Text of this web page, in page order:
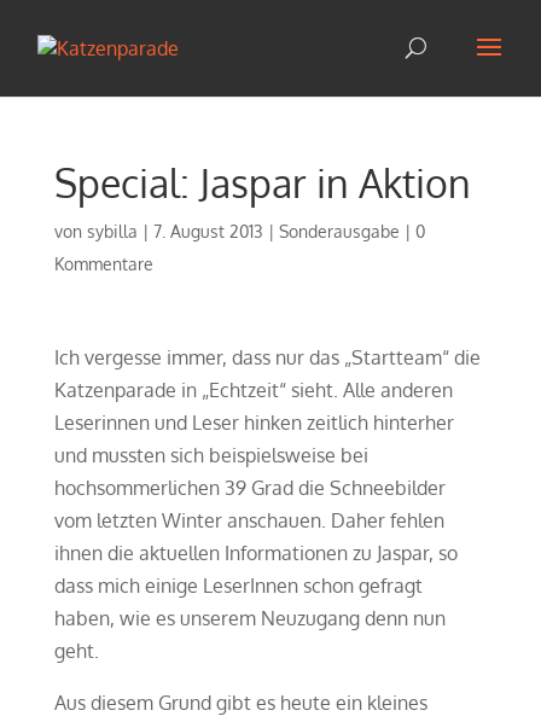
Special: Jaspar in Aktion
von sybilla | 7. August 2013 | Sonderausgabe | 0
Kommentare
Ich vergesse immer, dass nur das „Startteam“ die
Katzenparade in „Echtzeit“ sieht. Alle anderen
Leserinnen und Leser hinken zeitlich hinterher
und mussten sich beispielsweise bei
hochsommerlichen 39 Grad die Schneebilder
vom letzten Winter anschauen. Daher fehlen
ihnen die aktuellen Informationen zu Jaspar, so
dass mich einige LeserInnen schon gefragt
haben, wie es unserem Neuzugang denn nun
geht.
Aus diesem Grund gibt es heute ein kleines